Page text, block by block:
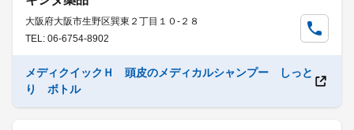
大阪府大阪市生野区巽東２丁目１０-２８
TEL: 06-6754-8902
メディクイックＨ 頭皮のメディカルシャンプー しっと
り ボトル